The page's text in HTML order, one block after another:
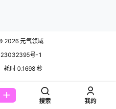
2026 元气领域
号-1
耗时 0.1698 秒
搜索 我的